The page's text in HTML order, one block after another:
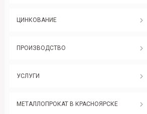
ЦИНКОВАНИЕ
ПРОИЗВОДСТВО
УСЛУГИ
МЕТАЛЛОПРОКАТ В КРАСНОЯРСКЕ